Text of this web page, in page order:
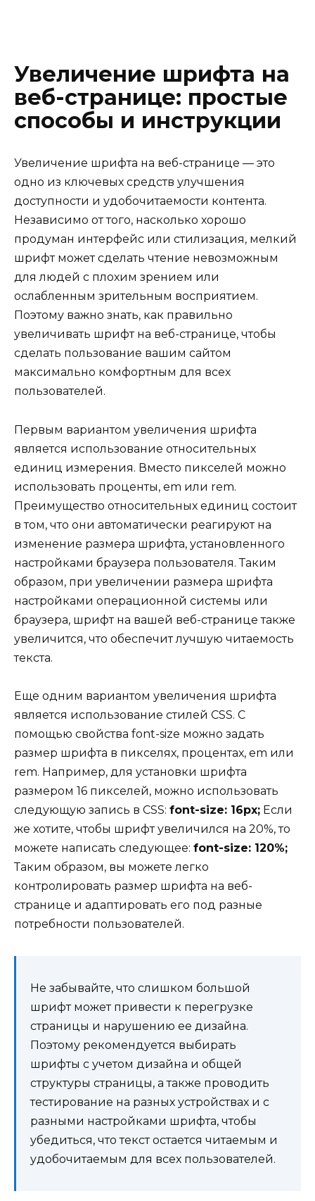
Увеличение шрифта на
веб-странице: простые
способы и инструкции
Увеличение шрифта на веб-странице — это
одно из ключевых средств улучшения
доступности и удобочитаемости контента.
Независимо от того, насколько хорошо
продуман интерфейс или стилизация, мелкий
шрифт может сделать чтение невозможным
для людей с плохим зрением или
ослабленным зрительным восприятием.
Поэтому важно знать, как правильно
увеличивать шрифт на веб-странице, чтобы
сделать пользование вашим сайтом
максимально комфортным для всех
пользователей.
Первым вариантом увеличения шрифта
является использование относительных
единиц измерения. Вместо пикселей можно
использовать проценты, em или rem.
Преимущество относительных единиц состоит
в том, что они автоматически реагируют на
изменение размера шрифта, установленного
настройками браузера пользователя. Таким
образом, при увеличении размера шрифта
настройками операционной системы или
браузера, шрифт на вашей веб-странице также
увеличится, что обеспечит лучшую читаемость
текста.
Еще одним вариантом увеличения шрифта
является использование стилей CSS. С
помощью свойства font-size можно задать
размер шрифта в пикселях, процентах, em или
rem. Например, для установки шрифта
размером 16 пикселей, можно использовать
следующую запись в CSS: font-size: 16px; Если
же хотите, чтобы шрифт увеличился на 20%, то
можете написать следующее: font-size: 120%;
Таким образом, вы можете легко
контролировать размер шрифта на веб-
странице и адаптировать его под разные
потребности пользователей.
Не забывайте, что слишком большой
шрифт может привести к перегрузке
страницы и нарушению ее дизайна.
Поэтому рекомендуется выбирать
шрифты с учетом дизайна и общей
структуры страницы, а также проводить
тестирование на разных устройствах и с
разными настройками шрифта, чтобы
убедиться, что текст остается читаемым и
удобочитаемым для всех пользователей.